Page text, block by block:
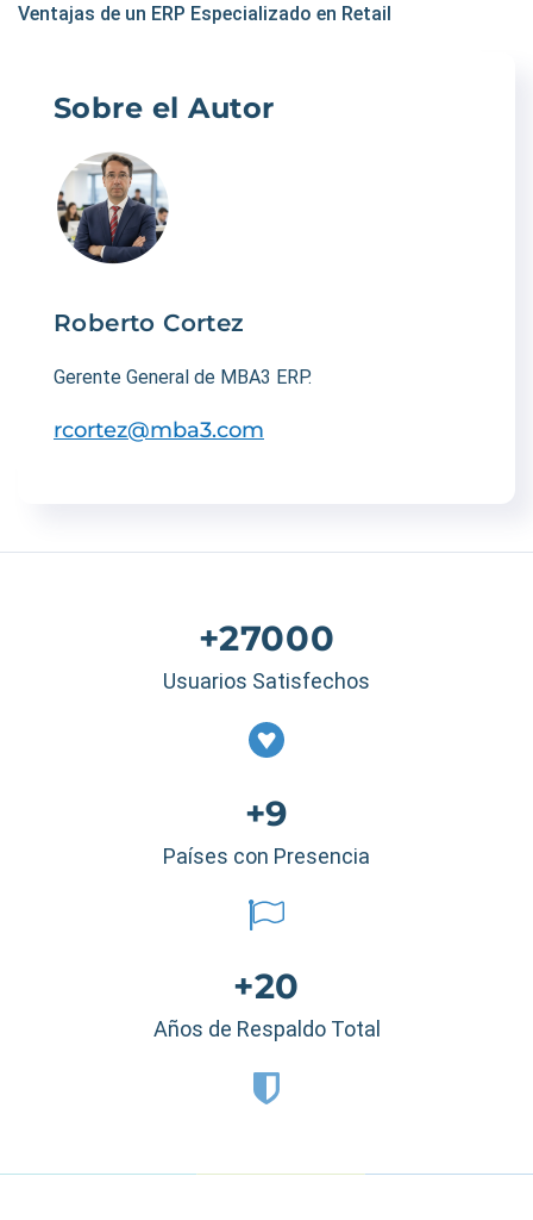
Ventajas de un ERP Especializado en Retail
Sobre el Autor
Roberto Cortez
Gerente General de MBA3 ERP.
rcortez@mba3.com
+27000
Usuarios Satisfechos
+9
Países con Presencia
+20
Años de Respaldo Total